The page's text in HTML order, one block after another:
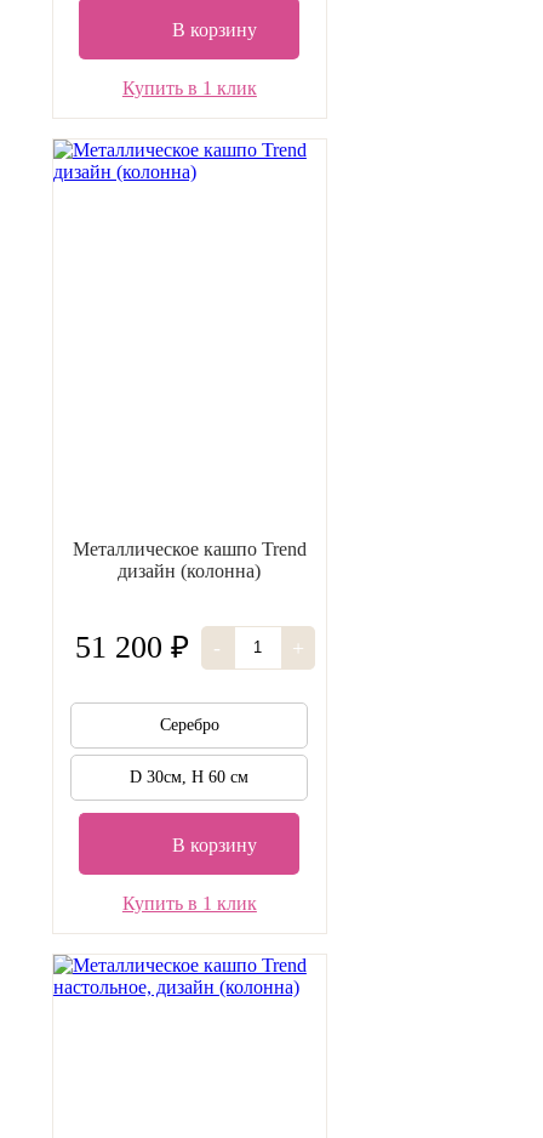
В корзину
Купить в 1 клик
Металлическое кашпо Trend
дизайн (колонна)
51 200 ₽ - +
Серебро
D 30см, H 60 см
В корзину
Купить в 1 клик